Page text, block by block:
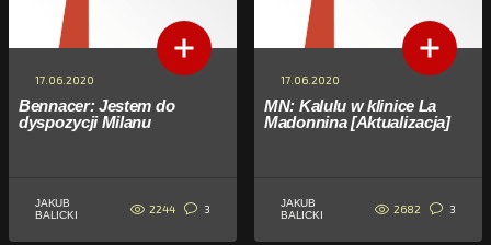
17.06.2020
Bennacer: Jestem do
dyspozycji Milanu
JAKUB
BALICKI
2244 3
17.06.2020
MN: Kalulu w klinice La
Madonnina [Aktualizacja]
JAKUB
BALICKI
2682 3